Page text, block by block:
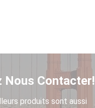
Nous Contacter!
produits sont aussi